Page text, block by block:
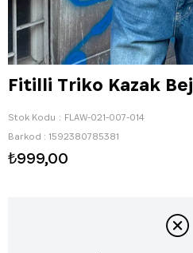
Fitilli Triko Kazak Bej
Stok Kodu
FLAW-021-007-014
Barkod : 1592380785381
₺999,00